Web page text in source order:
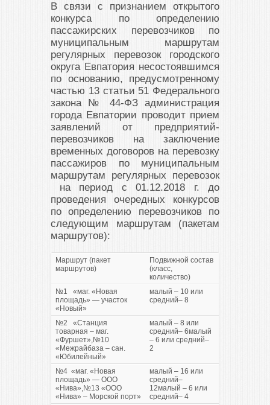
В связи с признанием открытого
конкурса по определению
пассажирских перевозчиков по
муниципальным маршрутам
регулярных перевозок городского
округа Евпатория несостоявшимся
по основанию, предусмотренному
частью 13 статьи 51 Федерального
закона № 44-ФЗ администрация
города Евпатории проводит прием
заявлений от предприятий-
перевозчиков на заключение
временных договоров на перевозку
пассажиров по муниципальным
маршрутам регулярных перевозок
на период с 01.12.2018 г. до
проведения очередных конкурсов
по определению перевозчиков по
следующим маршрутам (пакетам
маршрутов):
Маршрут (пакет
маршрутов)
Подвижной состав
(класс,
количество)
№1 «маг. «Новая
площадь» — участок
«Новый»
малый – 10 или
средний– 8
№2 «Станция
товарная – маг.
«Фуршет»,№10
«Межрайбаза – сан.
«Юбилейный»
малый – 8 или
средний– 6малый
– 6 или средний–
2
№4 «маг. «Новая
площадь» — ООО
«Нива»,№13 «ООО
«Нива» – Морской порт»
малый – 16 или
средний–
12малый – 6 или
средний– 4